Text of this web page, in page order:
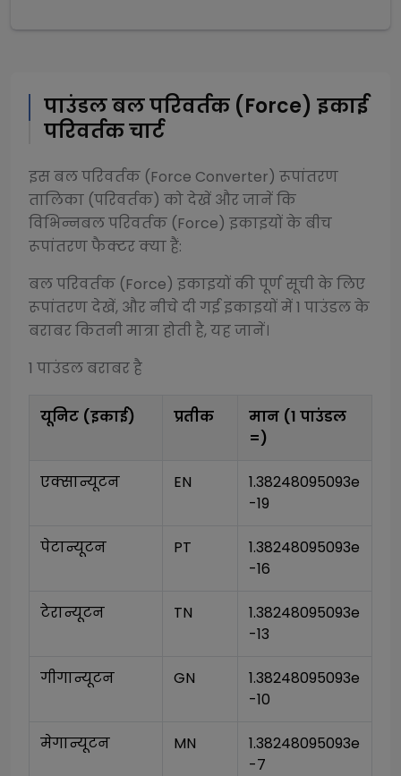
पाउंडलबल परिवर्तक (Force) इकाई
परिवर्तक चार्ट
इसबल परिवर्तक (Force Converter) रूपांतरण
तालिका (परिवर्तक) को देखें और जानें कि
विभिन्नबल परिवर्तक (Force) इकाइयों के बीच
रूपांतरण फैक्टर क्या हैं:
बल परिवर्तक (Force) इकाइयों की पूर्ण सूची के लिए
रूपांतरण देखें, और नीचे दी गई इकाइयों में 1 पाउंडलके
बराबर कितनी मात्रा होती है, यह जानें।
1 पाउंडलबराबर है
यूनिट (इकाई) प्रतीक मान (1 पाउंडल
=)
एक्सान्यूटन EN
1.38248095093e
-19
पेटान्यूटन PT
1.38248095093e
-16
टेरान्यूटन TN
1.38248095093e
-13
गीगान्यूटन GN
1.38248095093e
-10
मेगान्यूटन MN
1.38248095093e
-7